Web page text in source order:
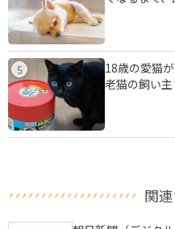
5
18歳の愛猫
老猫の飼い
関